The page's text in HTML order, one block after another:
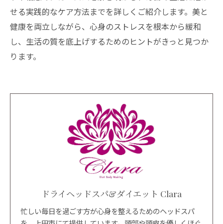
せる実践的なケア方法までを詳しくご紹介します。美と
健康を両立しながら、心身のストレスを根本から緩和
し、生活の質を底上げするためのヒントがきっと見つか
ります。
ドライヘッドスパ&ダイエット Clara
忙しい毎日を過ごす方が心身を整えるためのヘッドスパ